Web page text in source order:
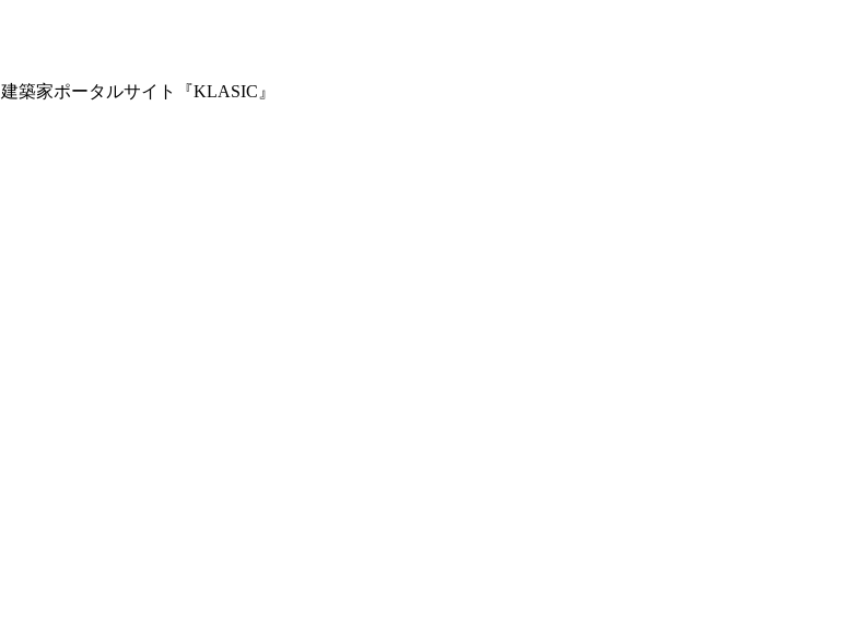
建築家ポータルサイト『KLASIC』